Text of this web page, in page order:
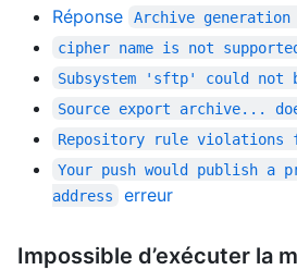
Réponse
Archive
cipher name is not
Subsystem 'sftp' could not
Source export archive...
Repository rule violations
Your push would publish a
address
erreur
Impossible d’exécuter la